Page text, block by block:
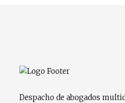
Despacho de abogados